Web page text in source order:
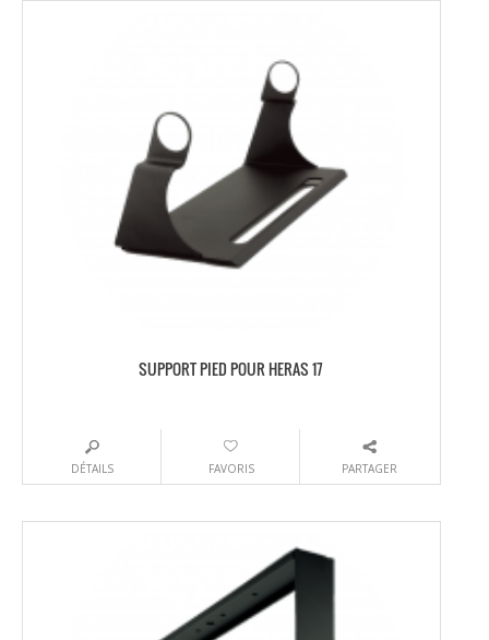
SUPPORT PIED POUR HERAS 17
DÉTAILS FAVORIS PARTAGER